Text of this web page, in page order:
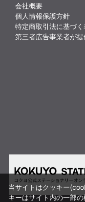
会社概要
個人情報保護方針
特定商取引法に基づ
第三者広告事業者が
当サイトはクッキー
キーはサイト内の一部